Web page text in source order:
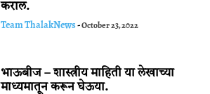
कराल.
Team ThalakNews-October 23, 2022
भाऊबीज – शास्त्रीय माहिती या लेखाच्या
माध्यमातून करून घेऊया.